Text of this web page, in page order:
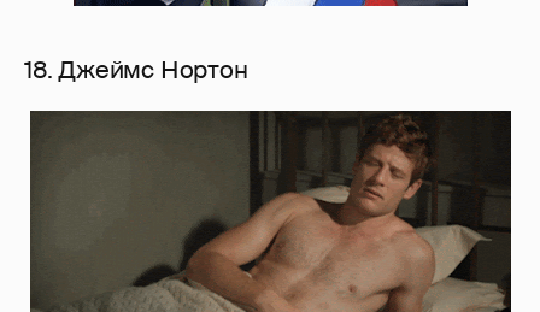
18. Джеймс Нортон